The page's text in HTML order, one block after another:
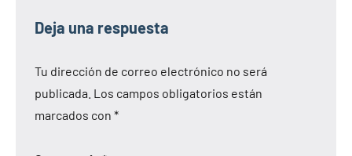
Deja una respuesta
Tu dirección de correo electrónico no será
publicada. Los campos obligatorios están
marcados con *